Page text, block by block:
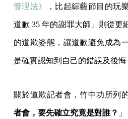
管理法》 ，比起綜藝節目的玩
道歉 35 年的謝罪大師」則從更
的道歉姿態，讓道歉避免成為
是確實認知到自己的錯誤及後悔
關於道歉記者會，竹中功所列
者會，要先確立究竟是對誰？ 」